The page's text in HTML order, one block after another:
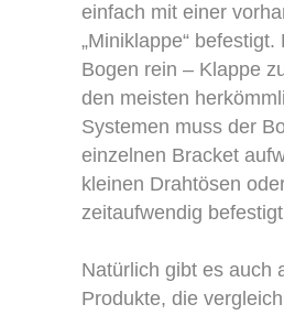
einfach mit einer
„Miniklappe“
Bogen rein – Klappe
den meisten
Systemen muss der
einzelnen Bracket
kleinen Drahtösen
zeitaufwendig
Natürlich gibt es auch
Produkte, die